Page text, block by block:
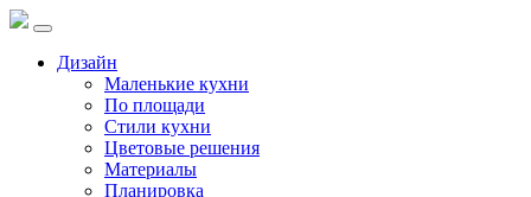
Дизайн
Маленькие кухни
По площади
Стили кухни
Цветовые решения
Материалы
Планировка